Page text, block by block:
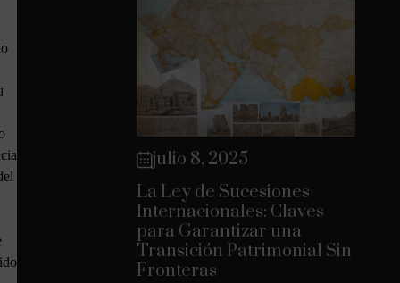
julio 8, 2025
La Ley de Sucesiones
Internacionales: Claves
para Garantizar una
Transición Patrimonial Sin
Fronteras